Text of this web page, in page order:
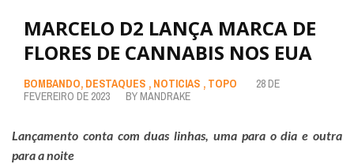
MARCELO D2 LANÇA MARCA DE
FLORES DE CANNABIS NOS EUA
BOMBANDO, DESTAQUES , NOTICIAS , TOPO
28 DE
FEVEREIRO DE 2023
BY MANDRAKE
Lançamento conta com duas linhas, uma para o dia e outra
para a noite